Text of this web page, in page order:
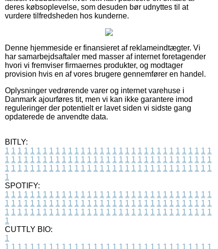
deres købsoplevelse, som desuden bør udnyttes til at
vurdere tilfredsheden hos kunderne.
Denne hjemmeside er finansieret af reklameindtægter. Vi
har samarbejdsaftaler med masser af internet foretagender
hvori vi fremviser firmaernes produkter, og modtager
provision hvis en af vores brugere gennemfører en handel.
Oplysninger vedrørende varer og internet varehuse i
Danmark ajourføres tit, men vi kan ikke garantere imod
reguleringer der potentielt er lavet siden vi sidste gang
opdaterede de anvendte data.
BITLY:
1 1 1 1 1 1 1 1 1 1 1 1 1 1 1 1 1 1 1 1 1 1 1 1 1 1 1 1 1 1 1 1 1
1 1 1 1 1 1 1 1 1 1 1 1 1 1 1 1 1 1 1 1 1 1 1 1 1 1 1 1 1 1 1 1 1
1 1 1 1 1 1 1 1 1 1 1 1 1 1 1 1 1 1 1 1 1 1 1 1 1 1 1 1 1 1 1 1 1
1
SPOTIFY:
1 1 1 1 1 1 1 1 1 1 1 1 1 1 1 1 1 1 1 1 1 1 1 1 1 1 1 1 1 1 1 1 1
1 1 1 1 1 1 1 1 1 1 1 1 1 1 1 1 1 1 1 1 1 1 1 1 1 1 1 1 1 1 1 1 1
1 1 1 1 1 1 1 1 1 1 1 1 1 1 1 1 1 1 1 1 1 1 1 1 1 1 1 1 1 1 1 1 1
1
CUTTLY BIO:
1
1 1 1 1 1 1 1 1 1 1 1 1 1 1 1 1 1 1 1 1 1 1 1 1 1 1 1 1 1 1 1 1 1